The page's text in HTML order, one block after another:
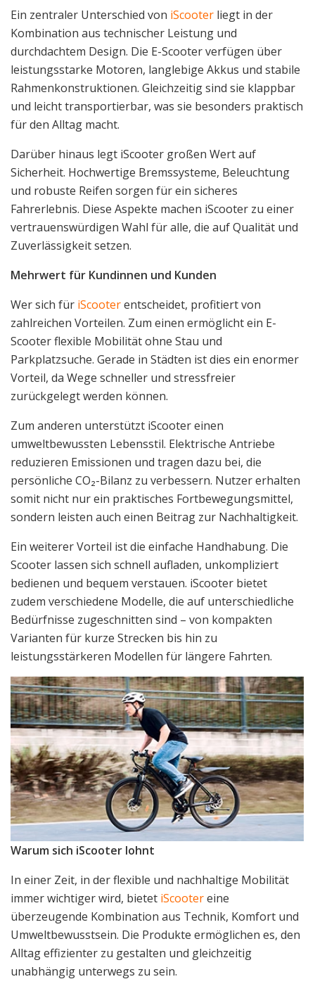
Ein zentraler Unterschied von iScooter liegt in der
Kombination aus technischer Leistung und
durchdachtem Design. Die E-Scooter verfügen über
leistungsstarke Motoren, langlebige Akkus und stabile
Rahmenkonstruktionen. Gleichzeitig sind sie klappbar
und leicht transportierbar, was sie besonders praktisch
für den Alltag macht.
Darüber hinaus legt iScooter großen Wert auf
Sicherheit. Hochwertige Bremssysteme, Beleuchtung
und robuste Reifen sorgen für ein sicheres
Fahrerlebnis. Diese Aspekte machen iScooter zu einer
vertrauenswürdigen Wahl für alle, die auf Qualität und
Zuverlässigkeit setzen.
Mehrwert für Kundinnen und Kunden
Wer sich für iScooterentscheidet, profitiert von
zahlreichen Vorteilen. Zum einen ermöglicht ein E-
Scooter flexible Mobilität ohne Stau und
Parkplatzsuche. Gerade in Städten ist dies ein enormer
Vorteil, da Wege schneller und stressfreier
zurückgelegt werden können.
Zum anderen unterstützt iScooter einen
umweltbewussten Lebensstil. Elektrische Antriebe
reduzieren Emissionen und tragen dazu bei, die
persönliche CO₂-Bilanz zu verbessern. Nutzer erhalten
somit nicht nur ein praktisches Fortbewegungsmittel,
sondern leisten auch einen Beitrag zur Nachhaltigkeit.
Ein weiterer Vorteil ist die einfache Handhabung. Die
Scooter lassen sich schnell aufladen, unkompliziert
bedienen und bequem verstauen. iScooter bietet
zudem verschiedene Modelle, die auf unterschiedliche
Bedürfnisse zugeschnitten sind – von kompakten
Varianten für kurze Strecken bis hin zu
leistungsstärkeren Modellen für längere Fahrten.
Warum sich iScooter lohnt
In einer Zeit, in der flexible und nachhaltige Mobilität
immer wichtiger wird, bietet iScootereine
überzeugende Kombination aus Technik, Komfort und
Umweltbewusstsein. Die Produkte ermöglichen es, den
Alltag effizienter zu gestalten und gleichzeitig
unabhängig unterwegs zu sein.